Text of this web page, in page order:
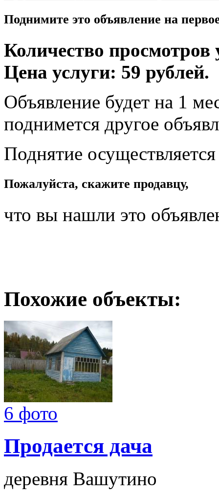
Поднимите это объявление на
Количество просмотров
Цена услуги: 59 рублей.
Объявление будет на 1
поднимется другое
Поднятие
Пожалуйста, скажите продавцу,
что вы нашли это
Похожие объекты:
6 фото
Продается дача
деревня Вашутино